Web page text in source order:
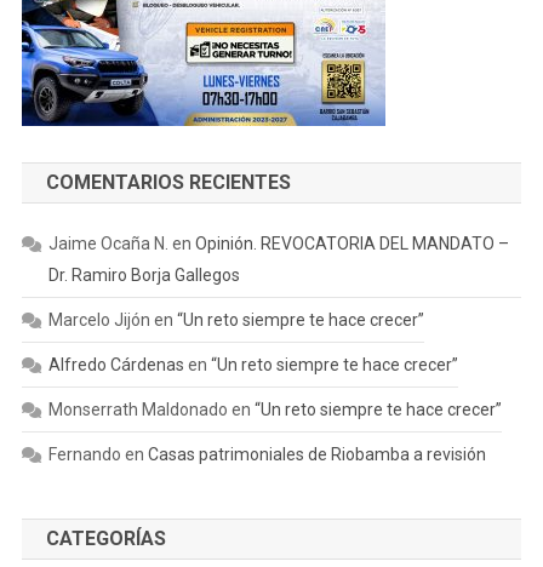
COMENTARIOS RECIENTES
Jaime Ocaña N. en Opinión. REVOCATORIA DEL MANDATO –
Dr. Ramiro Borja Gallegos
Marcelo Jijón en “Un reto siempre te hace crecer”
Alfredo Cárdenas en “Un reto siempre te hace crecer”
Monserrath Maldonado en “Un reto siempre te hace crecer”
Fernando en Casas patrimoniales de Riobamba a revisión
CATEGORÍAS